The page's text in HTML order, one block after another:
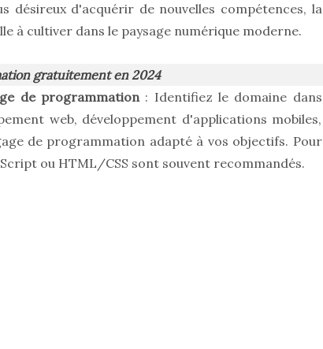
désireux d'acquérir de nouvelles compétences, la
à cultiver dans le paysage numérique moderne.
gratuitement en 2024
de programmation: Identifiez le domaine dans
web, développement d'applications mobiles,
de programmation adapté à vos objectifs. Pour
ou HTML/CSS sont souvent recommandés.